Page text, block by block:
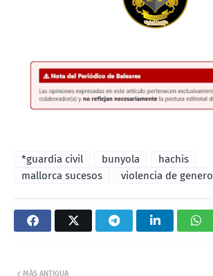
*guardia civil bunyola
hachis
mallorca sucesos
violencia de genero
MÁS ANTIGUA